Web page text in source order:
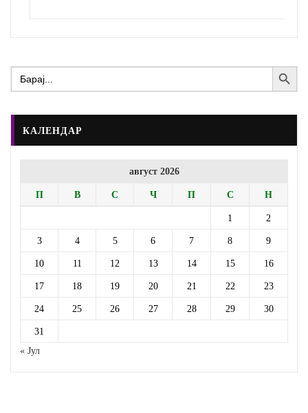
Search
for:
Search Button
КАЛЕНДАР
август 2026
П В С Ч П С Н
1 2
3 4 5 6 7 8 9
10 11 12 13 14 15 16
17 18 19 20 21 22 23
24 25 26 27 28 29 30
31
« Јул